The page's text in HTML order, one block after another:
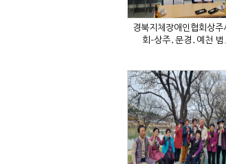
회–상주․문경․예천 범..